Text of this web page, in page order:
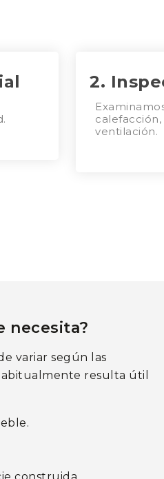
2.
ventilación.
necesita?
variar según las
resulta útil